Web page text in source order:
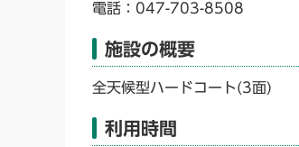
電話：047-703-8508
施設の概要
全天候型ハードコート(3面)
利用時間